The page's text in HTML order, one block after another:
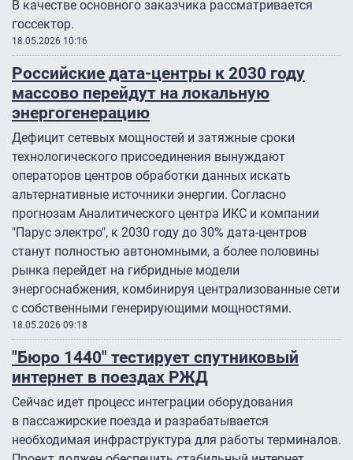
В качестве основного заказчика рассматривается
госсектор.
18.05.2026 10:16
Российские дата-центры к 2030 году
массово перейдут на локальную
энергогенерацию
Дефицит сетевых мощностей и затяжные сроки
технологического присоединения вынуждают
операторов центров обработки данных искать
альтернативные источники энергии. Согласно
прогнозам Аналитического центра ИКС и компании
"Парус электро", к 2030 году до 30% дата-центров
станут полностью автономными, а более половины
рынка перейдет на гибридные модели
энергоснабжения, комбинируя централизованные сети
с собственными генерирующими мощностями.
18.05.2026 09:18
"Бюро 1440″ тестирует спутниковый
интернет в поездах РЖД
Сейчас идет процесс интеграции оборудования
в пассажирские поезда и разрабатывается
необходимая инфраструктура для работы терминалов.